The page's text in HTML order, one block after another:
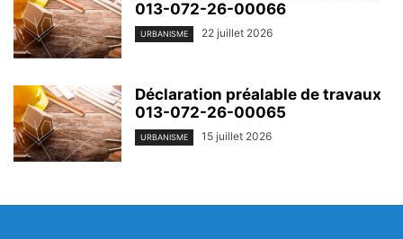
013-072-26-00066
URBANISME 22 juillet 2026
Déclaration préalable de travaux
013-072-26-00065
URBANISME 15 juillet 2026